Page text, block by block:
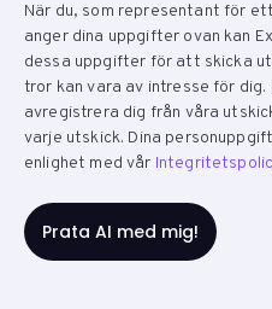
När du, som representant för
anger dina uppgifter ovan kan
dessa uppgifter för att skicka
tror kan vara av intresse för dig.
avregistrera dig från våra
varje utskick. Dina
enlighet med vår